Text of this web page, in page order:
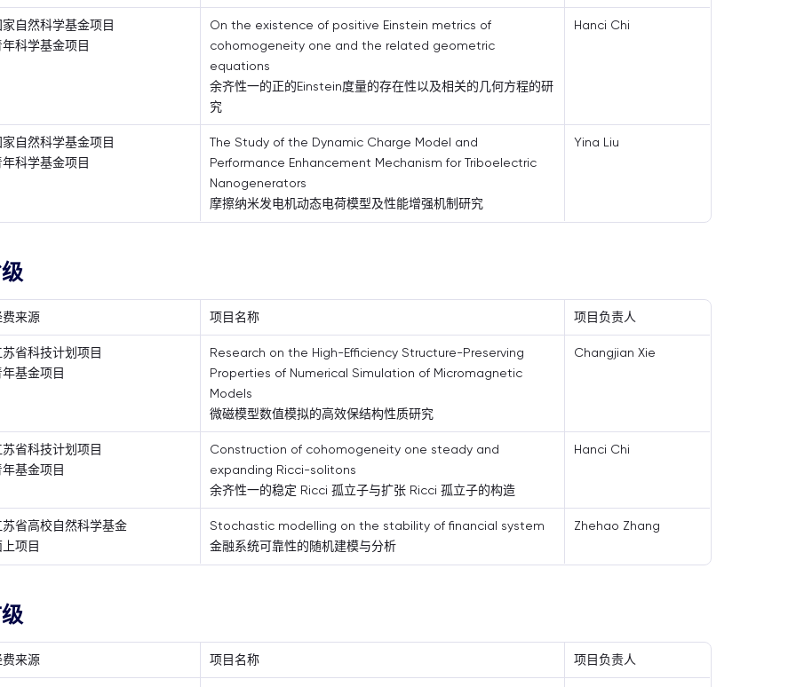
家自然科学基金项目
年科学基金项目
On the existence of positive Einstein metrics of
cohomogeneity one and the related geometric
equations
余齐性一的正的Einstein度量的存在性以及相关的几何方程的研
究
Hanci Chi
家自然科学基金项目
年科学基金项目
The Study of the Dynamic Charge Model and
Performance Enhancement Mechanism for Triboelectric
Nanogenerators
摩擦纳米发电机动态电荷模型及性能增强机制研究
Yina Liu
费来源 项目名称 项目负责人
苏省科技计划项目
年基金项目
Research on the High-Efficiency Structure-Preserving
Properties of Numerical Simulation of Micromagnetic
Models
微磁模型数值模拟的高效保结构性质研究
Changjian Xie
苏省科技计划项目
年基金项目
Construction of cohomogeneity one steady and
expanding Ricci-solitons
余齐性一的稳定 Ricci 孤立子与扩张 Ricci 孤立子的构造
Hanci Chi
苏省高校自然科学基金
项目
Stochastic modelling on the stability of financial system
金融系统可靠性的随机建模与分析
Zhehao Zhang
费来源 项目名称 项目负责人